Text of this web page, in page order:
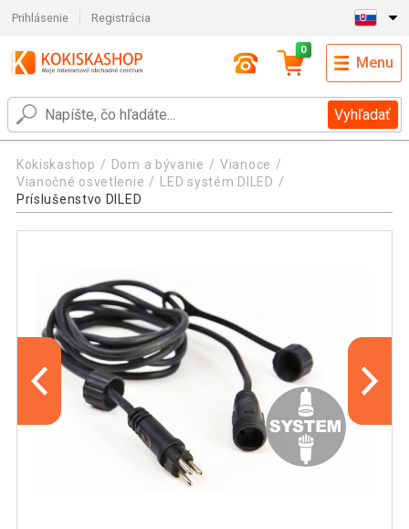
Prihlásenie Registrácia
Vyhľadať
0
Menu
Kokiskashop Dom a bývanie
Vianoce
Vianočné osvetlenie
LED systém DILED
Príslušenstvo DILED